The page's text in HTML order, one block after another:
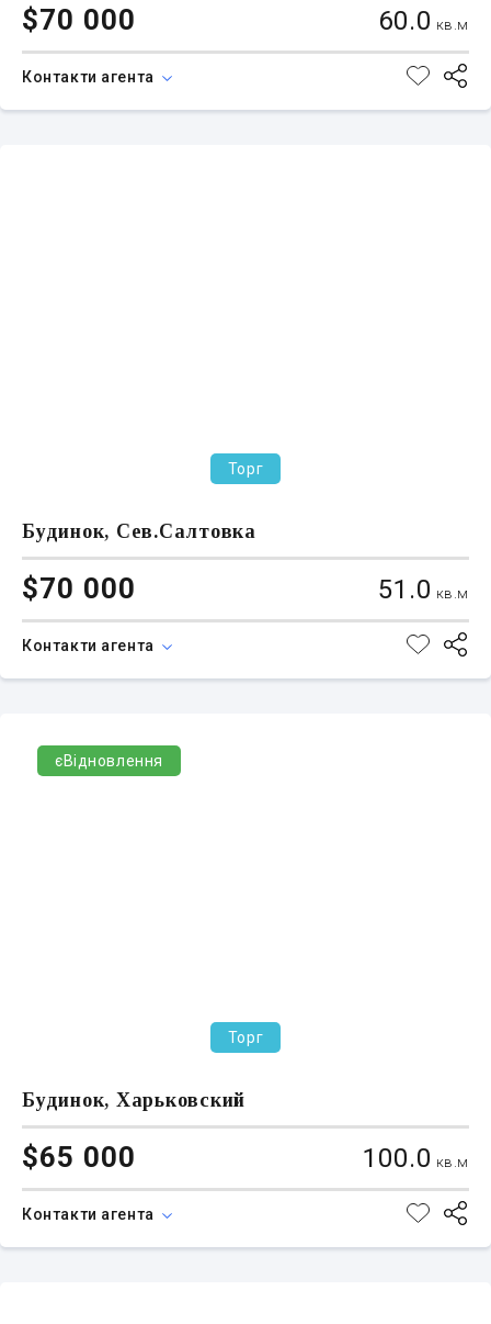
$70 000 60.0 кв.м
Контакти агента
Торг
Будинок, Сев.Салтовка
$70 000 51.0 кв.м
Контакти агента
єВідновлення
Торг
Будинок, Харьковский
$65 000 100.0 кв.м
Контакти агента